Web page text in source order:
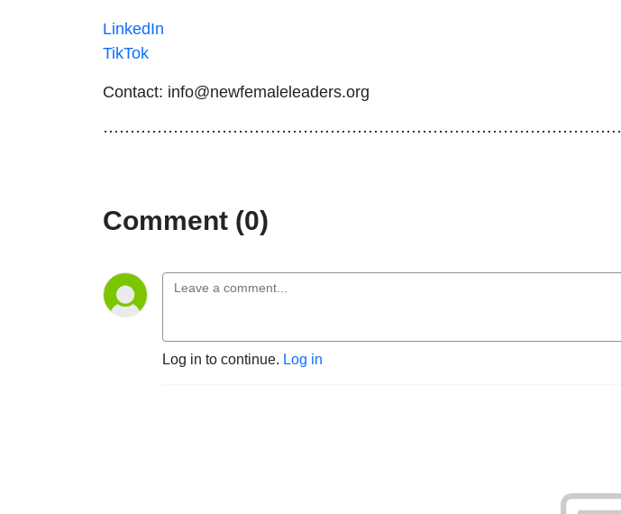
LinkedIn
TikTok
Contact: info@newfemaleleaders.org
⋯⋯⋯⋯⋯⋯⋯⋯⋯⋯⋯⋯⋯⋯⋯⋯⋯⋯⋯⋯⋯⋯⋯⋯⋯⋯⋯⋯⋯⋯⋯⋯
Comment (0)
Log in to continue. Log in